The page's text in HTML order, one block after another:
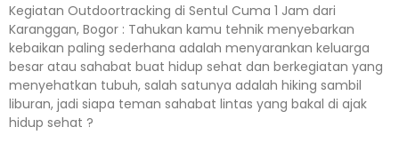
Kegiatan Outdoortracking di Sentul Cuma 1 Jam dari
Karanggan, Bogor : Tahukan kamu tehnik menyebarkan
kebaikan paling sederhana adalah menyarankan keluarga
besar atau sahabat buat hidup sehat dan berkegiatan yang
menyehatkan tubuh, salah satunya adalah hiking sambil
liburan, jadi siapa teman sahabat lintas yang bakal di ajak
hidup sehat ?